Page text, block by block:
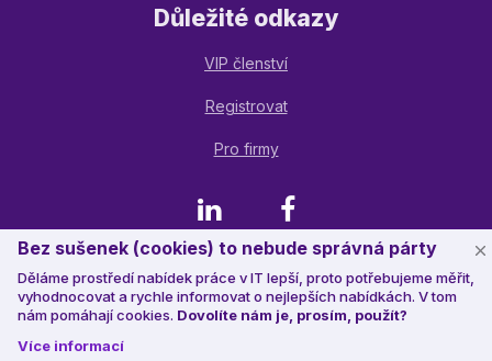
Bez sušenek (cookies) to nebude správná párty
Děláme prostředí nabídek práce v IT lepší, proto potřebujeme měřit,
vyhodnocovat a rychle informovat o nejlepších nabídkách. V tom
nám pomáhají cookies. Dovolíte nám je, prosím, použít?
Více informací
Důležité odkazy
VIP členství
Registrovat
Pro firmy
LinkedIn Facebook
© 2023 Jobstack.it, všechna práva vyhrazena